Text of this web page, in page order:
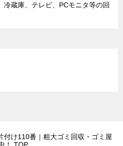
冷蔵庫、テレビ、PCモニタ等の回
付け110番｜粗大ゴミ回収・ゴミ屋
！
TOP